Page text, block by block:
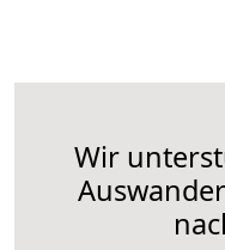
Wir